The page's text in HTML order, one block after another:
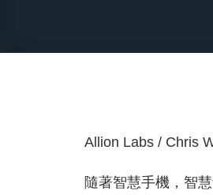
Allion Labs / Chris
隨著智慧手機，智